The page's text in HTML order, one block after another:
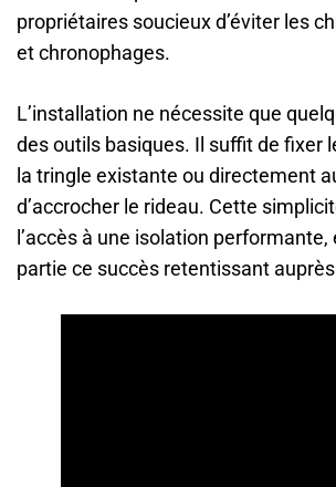
propriétaires soucieux d’éviter les
et chronophages.
L’installation ne nécessite que
des outils basiques. Il suffit de fixer
la tringle existante ou directement
d’accrocher le rideau. Cette
l’accès à une isolation performante,
partie ce succès retentissant